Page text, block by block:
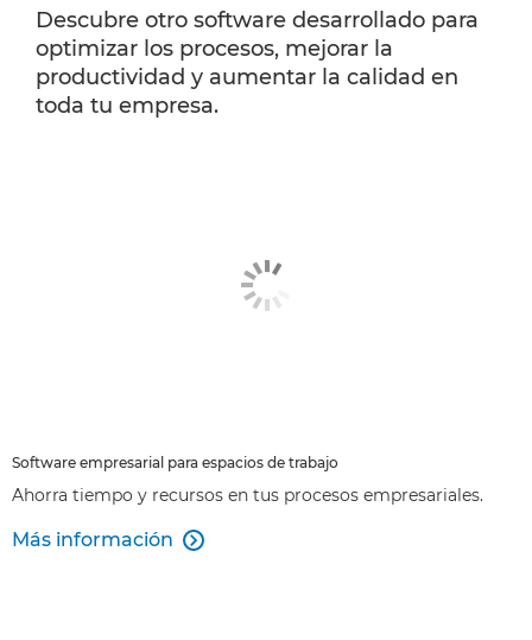
Descubre otro software desarrollado para
optimizar los procesos, mejorar la
productividad y aumentar la calidad en
toda tu empresa.
Software empresarial para espacios de trabajo
Ahorra tiempo y recursos en tus procesos empresariales.
Más información 